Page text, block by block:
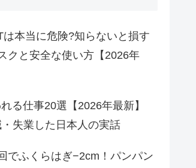
は本当に危険?知らないと損す
クと安全な使い方【2026年
る仕事20選【2026年最新】
失業した日本人の実話
でふくらはぎ−2cm！パンパン